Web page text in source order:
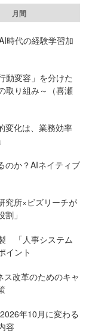
月間
時代の経験学習加
動変容」を分けた
取り組み～（喜瀬
変化は、業務効率
のか？AIネイティブ
究所×ビズリーチが
」
「人事システム
イント
改革のためのキャ
年10月に変わる
容